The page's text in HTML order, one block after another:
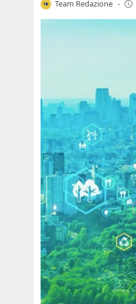
Team Redazione -